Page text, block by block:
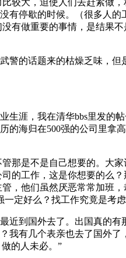
较大，迫使人们去赶紧做
有停歇的时候。（很多人
有做重要的事情，是结果
的话题来的枯燥乏味，但
生涯，我在清华bbs里发
的海归在500强的公司里
那是不是自己想要的。大
的工作，这是你想要的么
，他们虽然厌恶常常加班
定好么？找工作究竟是考
近到国外去了。出国真的
我有几个表亲也去了国外
的人未必。”